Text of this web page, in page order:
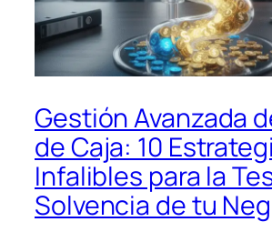
Gestión Avanzada
de Caja: 10
Infalibles para la
Solvencia de tu